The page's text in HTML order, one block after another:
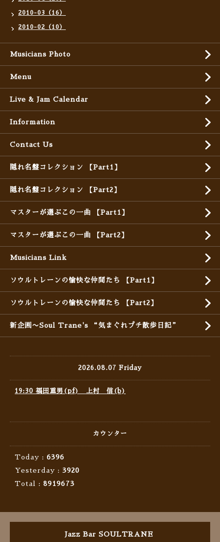
2010-03（16）
2010-02（10）
Musicians Photo
Menu
Live & Jam Calendar
Information
Contact Us
隠れ名盤コレクション 【Part1】
隠れ名盤コレクション 【Part2】
マスターが選ぶこの一曲 【Part1】
マスターが選ぶこの一曲 【Part2】
Musicians Link
ソウルトレーンの愉快な仲間たち 【Part1】
ソウルトレーンの愉快な仲間たち 【Part2】
新企画〜Soul Trane's “気まぐれプチ散歩日記”
2026.08.07 Friday
19:30 福田重男(pf) 上村 信(b)
カウンター
Today : 6396
Yesterday : 3920
Total : 8919673
Jazz Bar SOULTRANE